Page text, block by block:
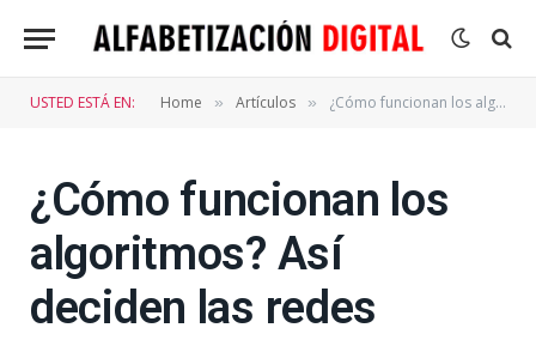
USTED ESTÁ EN: Home » Artículos » ¿Cómo funcionan los algoritmos? Así deciden las redes sociales que contenido enseñarle a tus hijos
¿Cómo funcionan los
algoritmos? Así
deciden las redes